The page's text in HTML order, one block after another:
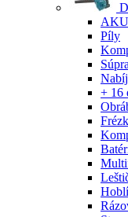
AKU
Píly
+ 16